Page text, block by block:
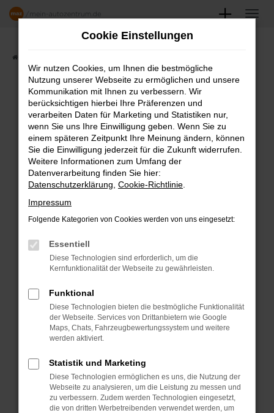
Zum
FAHRZEUGSHOWROOM
Fehler: Network Error
Beim Laden ist ein Fehler aufgetreten.
Hier sind ein paar Tipps, die dir helfen können:
Überprüfe deine Firewall und deine
Laden andere Webseiten, zum Beispiel
deine Suchmaschine?
Manche Erweiterungen, wie Werbeblocker,
können das Laden bestimmter Seiten
verhindern. Funktioniert die Seite in einem
anderen Browser oder in einem privaten
Starte dein Gerät neu.
Das kann manchmal helfen,
vorübergehende Probleme zu beheben.
Cookie Einstellungen
Wir nutzen Cookies, um Ihnen die bestmögliche
Nutzung unserer Webseite zu ermöglichen und unsere
Kommunikation mit Ihnen zu verbessern. Wir
berücksichtigen hierbei Ihre Präferenzen und
verarbeiten Daten für Marketing und Statistiken nur,
wenn Sie uns Ihre Einwilligung geben. Wenn Sie zu
einem späteren Zeitpunkt Ihre Meinung ändern, können
Sie die Einwilligung jederzeit für die Zukunft widerrufen.
Weitere Informationen zum Umfang der
Datenverarbeitung finden Sie hier:
Datenschutzerklärung Cookie-Richtlinie
Impressum
Folgende Kategorien von Cookies werden von uns eingesetzt:
Essentiell
Diese Technologien sind erforderlich, um die
Kernfunktionalität der Webseite zu gewährleisten.
Funktional
Diese Technologien bieten die bestmögliche Funktionalität
der Webseite. Services von Drittanbietern wie Google
Maps, Chats, Fahrzeugbewertungssystem und weitere
werden aktiviert.
Statistik und Marketing
Diese Technologien ermöglichen es uns, die Nutzung der
Webseite zu analysieren, um die Leistung zu messen und
zu verbessern. Zudem werden Technologien eingesetzt,
die von dritten Werbetreibenden verwendet werden, um